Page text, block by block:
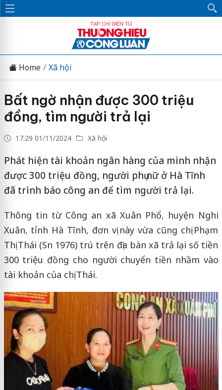
Home Xã hội
Bất ngờ nhận được 300 triệu
đồng, tìm người trả lại
17:29 01/11/2024 Xã hội
Phát hiện tài khoản ngân hàng của mình nhận
được 300 triệu đồng, người phụ nữ ở Hà Tĩnh
đã trình báo công an để tìm người trả lại.
Thông tin từ Công an xã Xuân Phổ, huyện Nghi
Xuân, tỉnh Hà Tĩnh, đơn vị này vừa cũng chị Phạm
Thị Thái (Sn 1976) trú trên địa bàn xã trả lại số tiền
300 triệu đồng cho người chuyển tiền nhầm vào
tài khoản của chị Thái.